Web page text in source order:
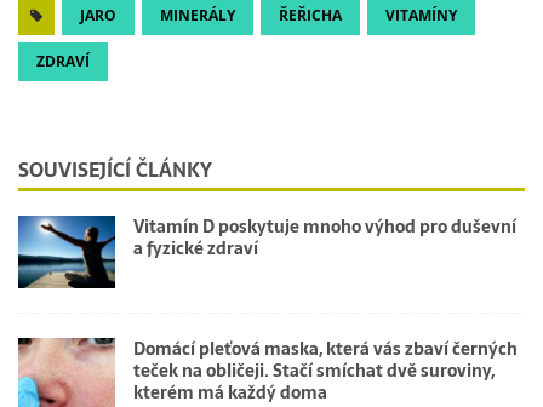
JARO MINERÁLY ŘEŘICHA VITAMÍNY
ZDRAVÍ
SOUVISEJÍCÍ ČLÁNKY
Vitamín D poskytuje mnoho výhod pro duševní
a fyzické zdraví
Domácí pleťová maska, která vás zbaví černých
teček na obličeji. Stačí smíchat dvě suroviny,
kterém má každý doma